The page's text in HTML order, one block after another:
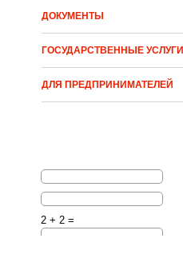
ДОКУМЕНТЫ
ГОСУДАРСТВЕННЫЕ УСЛУГИ
ДЛЯ ПРЕДПРИНИМАТЕЛЕЙ
2 + 2 =